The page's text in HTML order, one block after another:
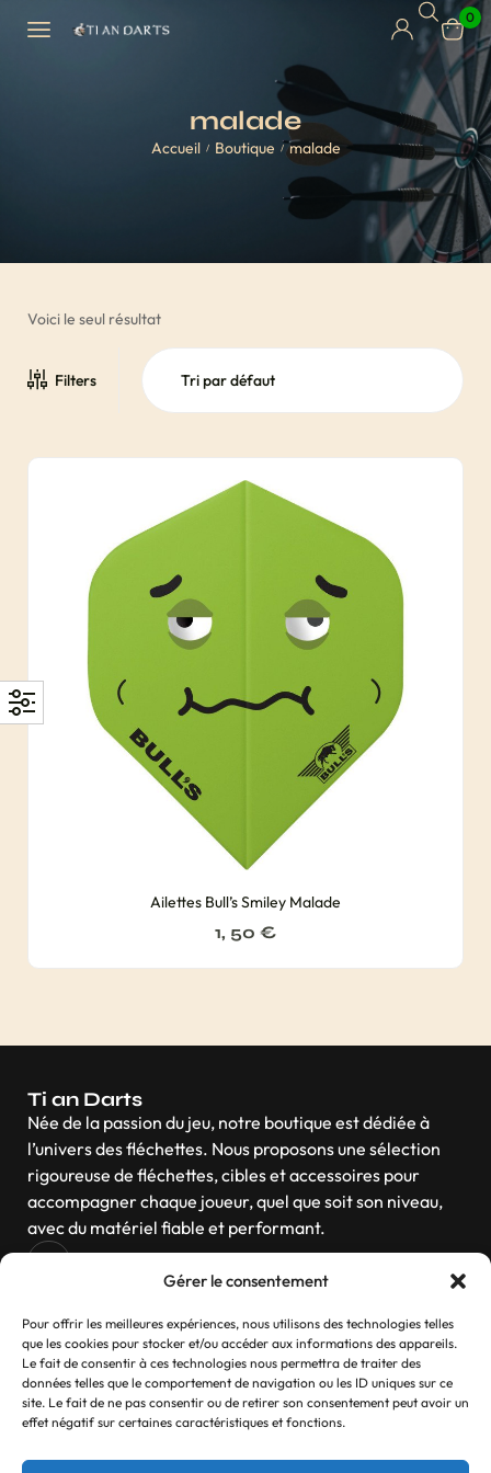
Gérer le consentement
Pour offrir les meilleures expériences, nous utilisons des technologies telles
que les cookies pour stocker et/ou accéder aux informations des appareils.
Le fait de consentir à ces technologies nous permettra de traiter des
données telles que le comportement de navigation ou les ID uniques sur ce
site. Le fait de ne pas consentir ou de retirer son consentement peut avoir un
effet négatif sur certaines caractéristiques et fonctions.
0
malade
Accueil / Boutique / malade
Voici le seul résultat
Filters
Ailettes Bull’s Smiley Malade
1, 50 €
Ti an Darts
Née de la passion du jeu, notre boutique est dédiée à
l’univers des fléchettes. Nous proposons une sélection
rigoureuse de fléchettes, cibles et accessoires pour
accompagner chaque joueur, quel que soit son niveau,
avec du matériel fiable et performant.
Navigation
Contactez-nous